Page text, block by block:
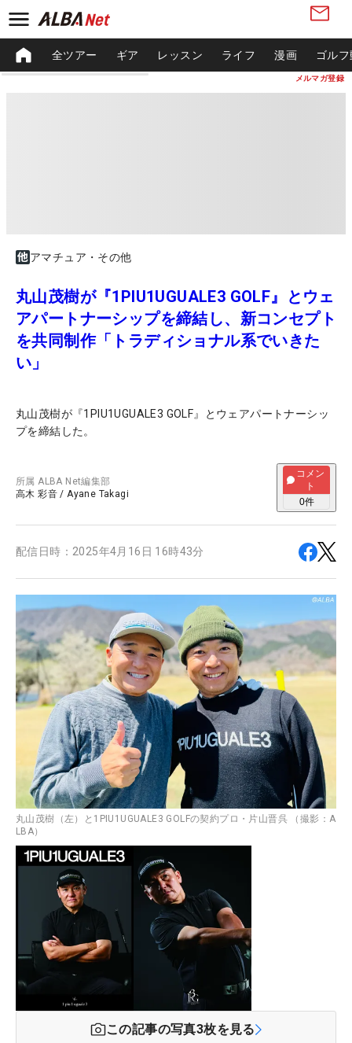
メルマガ登録
全ツアー ギア レッスン ライフ 漫画 ゴル
アマチュア・その他
丸山茂樹が『1PIU1UGUALE3 GOLF』とウェ
アパートナーシップを締結し、新コンセプト
を共同制作「トラディショナル系でいきた
い」
丸山茂樹が『1PIU1UGUALE3 GOLF』とウェアパートナーシッ
プを締結した。
所属ALBA Net編集部
高木 彩音 /Ayane Takagi
コメン
ト
0件
配信日時： 2025年4月16日 16時43分
丸山茂樹（左）と1PIU1UGUALE3 GOLFの契約プロ・片山晋呉 （撮影：A
LBA）
この記事の写真3枚を見る